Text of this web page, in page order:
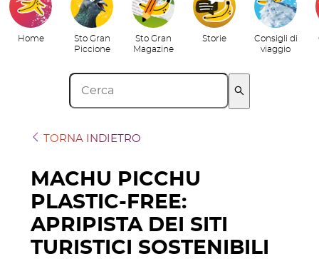
Home
Sto Gran
Piccione
Sto Gran
Magazine
Storie
Consigli di
viaggio
TORNA INDIETRO
MACHU PICCHU
PLASTIC-FREE:
APRIPISTA DEI SITI
TURISTICI SOSTENIBILI